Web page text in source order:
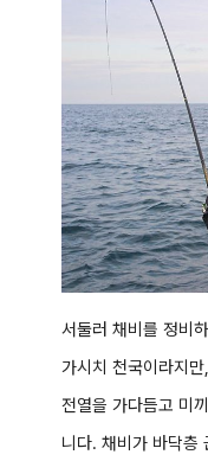
서둘러 채비를 정비
가시치 천국이라지
전열을 가다듬고 미
니다. 채비가 바닥층